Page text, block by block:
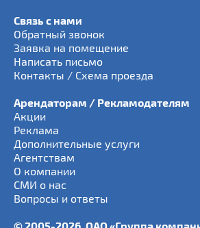
Связь с нами
Обратный звонок
Заявка на помещение
Написать письмо
Контакты / Схема проезда
Арендаторам / Рекламодателям
Акции
Реклама
Дополнительные услуги
Агентствам
О компании
СМИ о нас
Вопросы и ответы